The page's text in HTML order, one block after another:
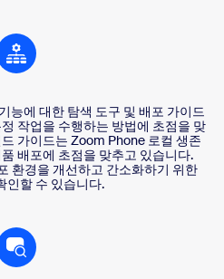
능에 대한 탐색 도구 및 배포 가이드
작업을 수행하는 방법에 초점을 맞
가이드는 Zoom Phone 로컬 생존
배포에 초점을 맞추고 있습니다.
환경을 개선하고 간소화하기 위한
인할 수 있습니다.